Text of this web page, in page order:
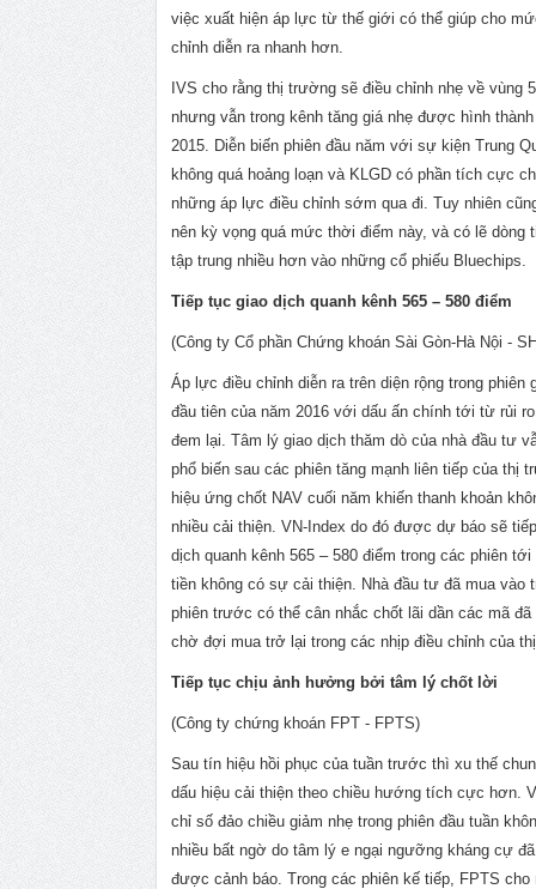
việc xuất hiện áp lực từ thế giới có thể giúp cho
chỉnh diễn ra nhanh hơn.
IVS cho rằng thị trường sẽ điều chỉnh nhẹ về vùng
nhưng vẫn trong kênh tăng giá nhẹ được hình
2015. Diễn biến phiên đầu năm với sự kiện Trung
không quá hoảng loạn và KLGD có phần tích cực
những áp lực điều chỉnh sớm qua đi. Tuy nhiên
nên kỳ vọng quá mức thời điểm này, và có lẽ dòng
tập trung nhiều hơn vào những cổ phiếu Bluechips.
Tiếp tục giao dịch quanh kênh 565 – 580 điểm
(Công ty Cổ phần Chứng khoán Sài Gòn-Hà Nội -
Áp lực điều chỉnh diễn ra trên diện rộng trong phiên
đầu tiên của năm 2016 với dấu ấn chính tới từ rủi
đem lại. Tâm lý giao dịch thăm dò của nhà đầu tư
phổ biến sau các phiên tăng mạnh liên tiếp của thị
hiệu ứng chốt NAV cuối năm khiến thanh khoản
nhiều cải thiện. VN-Index do đó được dự báo sẽ
dịch quanh kênh 565 – 580 điểm trong các phiên tới
tiền không có sự cải thiện. Nhà đầu tư đã mua vào
phiên trước có thể cân nhắc chốt lãi dần các mã đã
chờ đợi mua trở lại trong các nhịp điều chỉnh của
Tiếp tục chịu ảnh hưởng bởi tâm lý chốt lời
(Công ty chứng khoán FPT - FPTS)
Sau tín hiệu hồi phục của tuần trước thì xu thế
dấu hiệu cải thiện theo chiều hướng tích cực hơn.
chỉ số đảo chiều giảm nhẹ trong phiên đầu tuần
nhiều bất ngờ do tâm lý e ngại ngưỡng kháng cự
được cảnh báo. Trong các phiên kế tiếp, FPTS cho